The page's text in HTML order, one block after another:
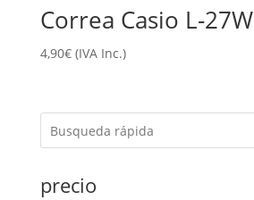
Correa Casio L-27W
4,90€ (IVA Inc.)
precio